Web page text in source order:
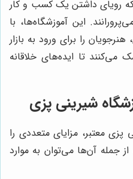
رویای داشتن یک کسب و کار
این آموزشگاه‌ها، با
را برای ورود به بازار
می‌کنند تا ایده‌های خلاقانه
شیرینی پزی
معتبر، مزایای متعددی را
جمله آن‌ها می‌توان به موارد